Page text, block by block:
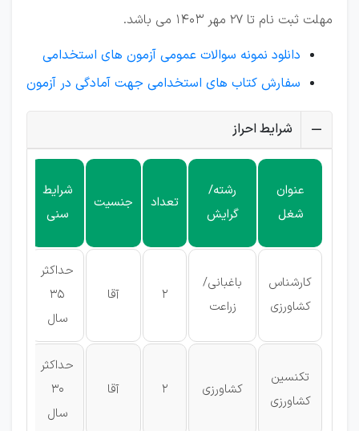
مهلت ثبت نام تا 27 مهر 1403 می باشد.
دانلود نمونه سوالات عمومی آزمون های استخدامی
سفارش کتاب های استخدامی جهت آمادگی در آزمون
شرایط احراز
عنوان
شغل
رشته/
گرایش
تعداد جنسیت
شرایط
سنی
کارشناس
کشاورزی
باغبانی/
زراعت
2 آقا
حداکثر
35
سال
تکنسین
کشاورزی
کشاورزی 2 آقا
حداکثر
30
سال